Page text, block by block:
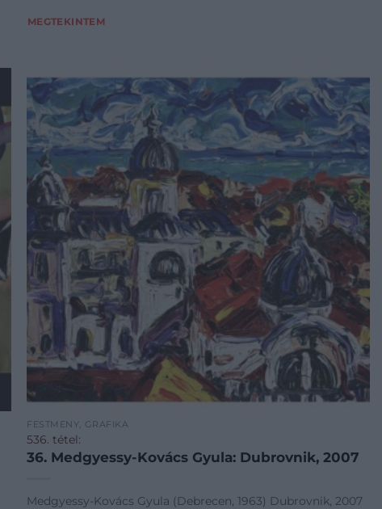
MEGTEKINTEM
FESTMÉNY, GRAFIKA
536. tétel:
36. Medgyessy-Kovács Gyula: Dubrovnik, 2007
Medgyessy-Kovács Gyula (Debrecen, 1963) Dubrovnik, 2007